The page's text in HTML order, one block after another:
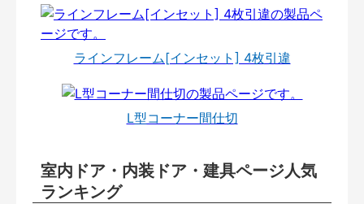
ラインフレーム[インセット] 4枚引違
L型コーナー間仕切
室内ドア・内装ドア・建具ページ人気
ランキング